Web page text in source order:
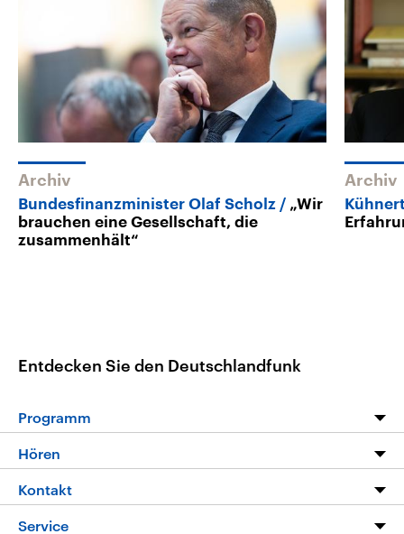
Archiv
Bundesfinanzminister Olaf Scholz
„Wir
brauchen eine Gesellschaft, die
zusammenhält“
Archiv
Entdecken Sie den Deutschlandfunk
Programm
Programm
Die Nachrichten
Hören
Livestream
Kontakt
Hörerservice
Service